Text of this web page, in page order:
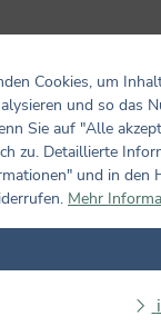
Bewertungen
Keine
Cookies, um
und so das
Sie auf "Alle
zu. Detaillierte
und in den
Mehr